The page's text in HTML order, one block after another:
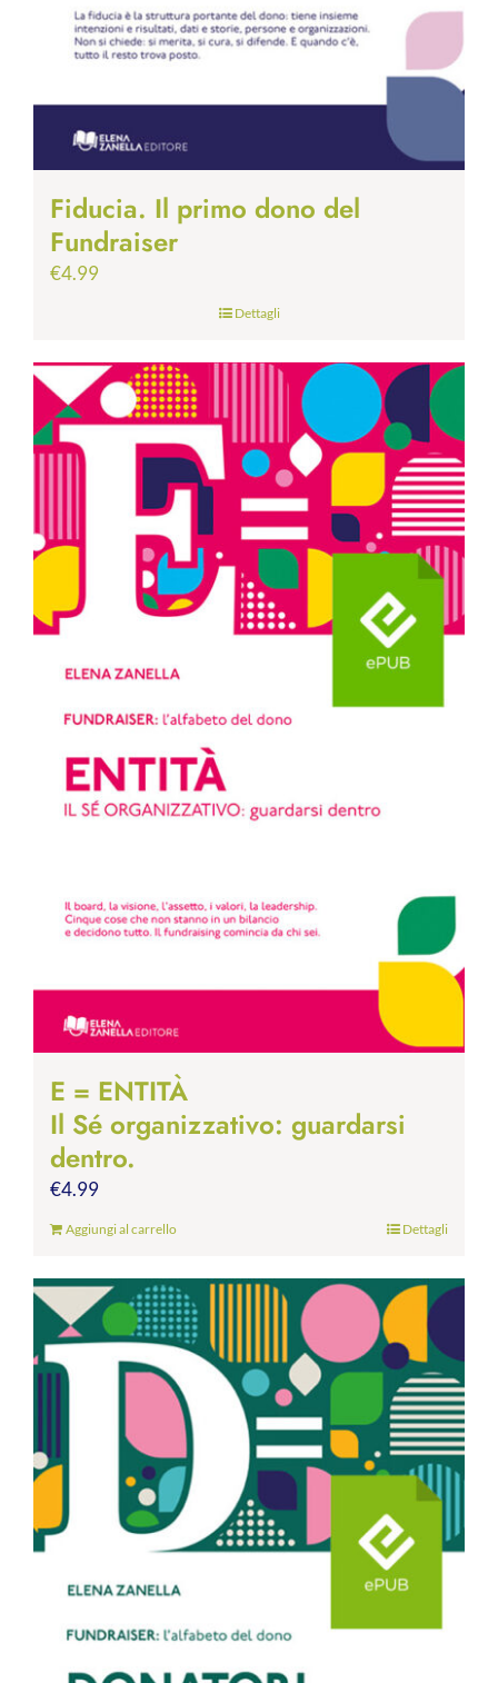
Fiducia. Il primo dono del
Fundraiser
€4.99
Dettagli
E = ENTITÀ
Il Sé organizzativo: guardarsi
dentro.
€4.99
Aggiungi al carrello Dettagli